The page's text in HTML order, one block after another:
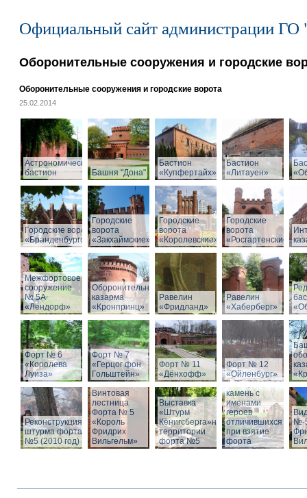
Официальный сайт администрации ГО
Оборонительные сооружения и городские
Оборонительные сооружения и городские ворота
25.02.2014
Астрономический
бастион
Башня "Дона"
Бастион
«Купфертайх»
Бастион
«Литауен»
Городские ворота
«Бранденбургские»
Городские
ворота
«Закхаймские»
Городские
ворота
«Королевские»
Городские
ворота
«Росгартенские»
Межфортовое
сооружение
№ 5А
«Лендорф»
Оборонительная
казарма
«Кронпринц»
Равелин
«Фридланд»
Равелин
«Хаберберг»
Форт № 6
«Королева
Луиза»
Форт № 7
«Герцог фон
Гольштейн»
Форт № 11
«Дёнхофф»
Форт № 12
«Ойленбург»
Реконструкция
штурма форта
№5 (2010 год)
Винтовая
лестница
Форта № 5
«Король
Фридрих
Вильгельм»
Выставка
«Штурм
Кёнигсберга»на
территории
форта №5
Мемориальный
камень с
именами
героев
отличившихся
при взятие
форта
№-